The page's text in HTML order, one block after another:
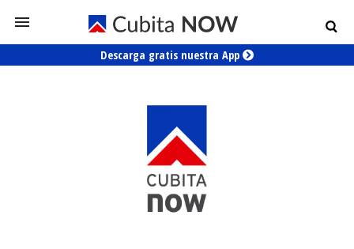
Descarga gratis nuestra App